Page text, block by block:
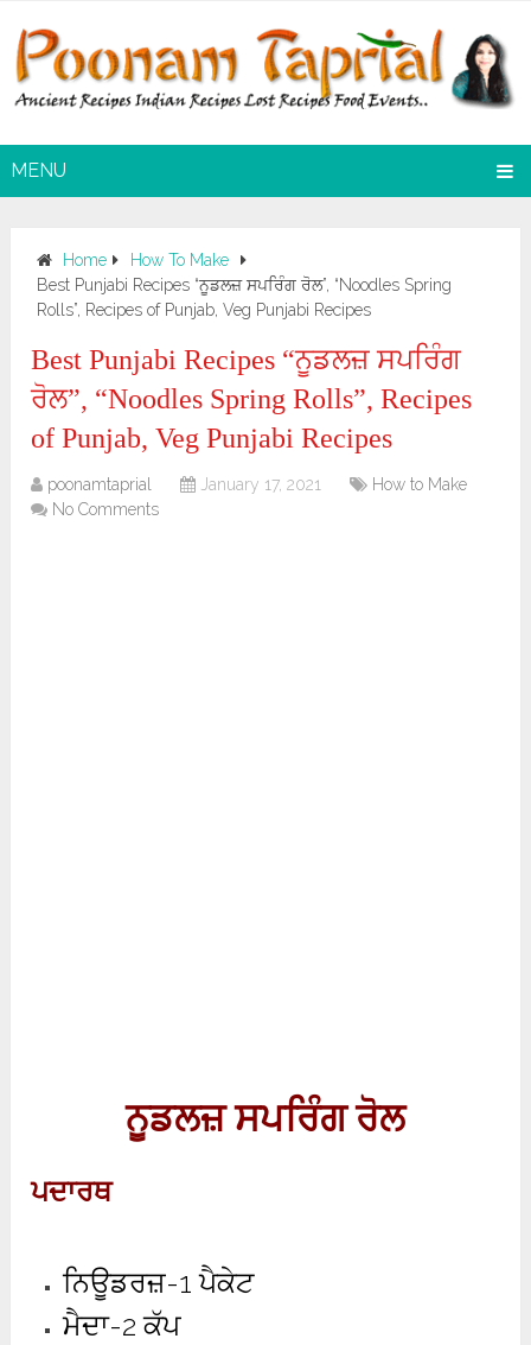
MENU
Home
How To Make
Best Punjabi Recipes “ਨੂਡਲਜ਼ ਸਪਰਿੰਗ ਰੋਲ”, “Noodles Spring
Rolls”, Recipes of Punjab, Veg Punjabi Recipes
Best Punjabi Recipes “ਨੂਡਲਜ਼ ਸਪਰਿੰਗ
ਰੋਲ”, “Noodles Spring Rolls”, Recipes
of Punjab, Veg Punjabi Recipes
poonamtaprial January 17, 2021
How to Make
No Comments
ਨੂਡਲਜ਼ ਸਪਰਿੰਗ ਰੋਲ
ਪਦਾਰਥ
ਨਿਊਡਰਜ਼-1 ਪੈਕੇਟ
ਮੈਦਾ-2 ਕੱਪ